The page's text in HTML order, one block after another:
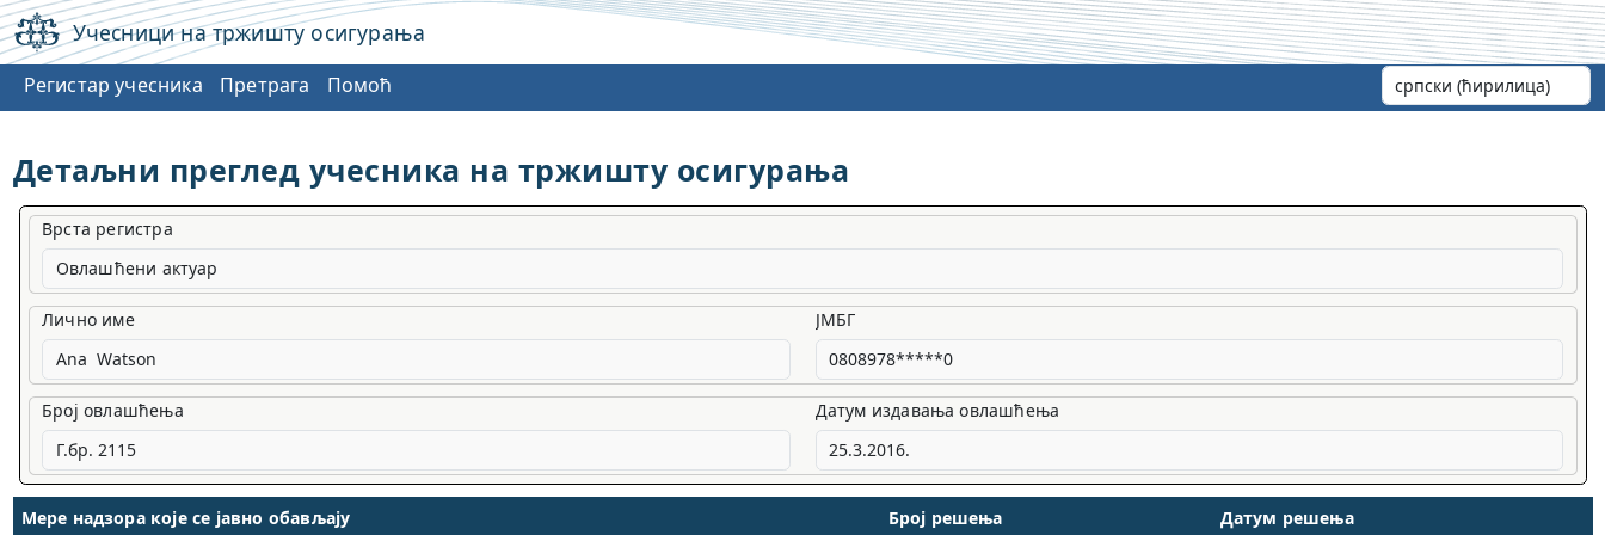
Учесници на тржишту осигурања
Регистар учесника Претрага Помоћ
Детаљни преглед учесника на тржишту осигурања
Врста регистра
Овлашћени актуар
Лично име ЈМБГ
Број овлашћења Датум издавања овлашћења
Мере надзора које се јавно обављају Број решења Датум решења